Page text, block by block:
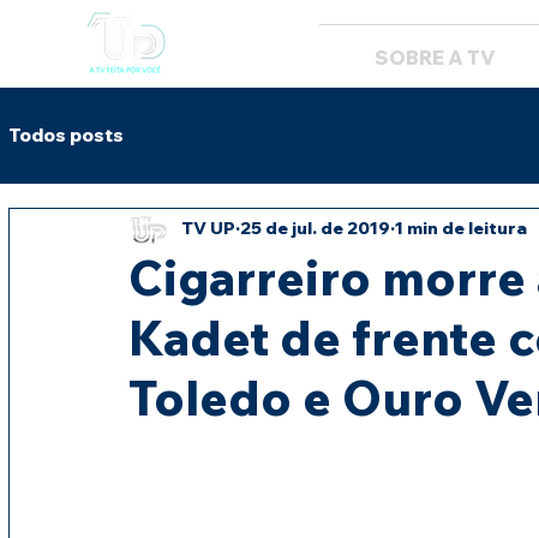
SOBRE A TV
Todos posts
Cigarreiro
Kadet de frente
Toledo e Ouro
TV UP 25 de jul. de 2019 1 min de leitura